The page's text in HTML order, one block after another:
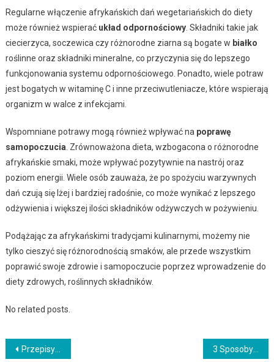
Regularne włączenie afrykańskich dań wegetariańskich do diety
może również wspierać układ odpornościowy. Składniki takie jak
ciecierzyca, soczewica czy różnorodne ziarna są bogate w białko
roślinne oraz składniki mineralne, co przyczynia się do lepszego
funkcjonowania systemu odpornościowego. Ponadto, wiele potraw
jest bogatych w witaminę C i inne przeciwutleniacze, które wspierają
organizm w walce z infekcjami.
Wspomniane potrawy mogą również wpływać na poprawę
samopoczucia . Zrównoważona dieta, wzbogacona o różnorodne
afrykańskie smaki, może wpływać pozytywnie na nastrój oraz
poziom energii. Wiele osób zauważa, że po spożyciu warzywnych
dań czują się lżej i bardziej radośnie, co może wynikać z lepszego
odżywienia i większej ilości składników odżywczych w pożywieniu.
Podążając za afrykańskimi tradycjami kulinarnymi, możemy nie
tylko cieszyć się różnorodnością smaków, ale przede wszystkim
poprawić swoje zdrowie i samopoczucie poprzez wprowadzenie do
diety zdrowych, roślinnych składników.
No related posts.
Nawigacja
Przepisy na wykwintne polskie sękacze: Aromatyczne i piękne wypieki 3 Sposoby na zrobienie makowca w kształcie gwiazdy